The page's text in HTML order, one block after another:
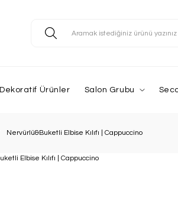
Dekoratif Ürünler Salon Grubu
Nervürlü&Buketli Elbise Kılıfı | Cappuccino